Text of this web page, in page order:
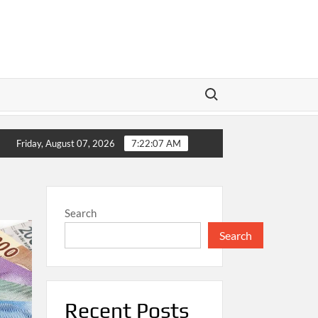
Search for:
Sumber Utama Pembiayaan Pembangunan Nasional
Friday, August 07, 2026 7:22:08 AM
Search
Search
Recent Posts